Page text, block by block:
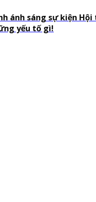
ánh sáng sự kiện Hội
yếu tố gì!